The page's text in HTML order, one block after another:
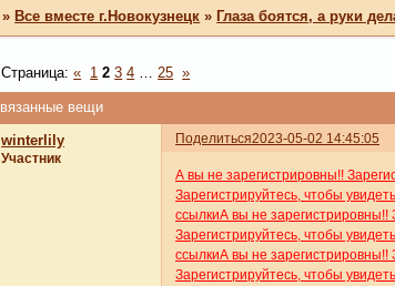
»Все вместе г.Новокузнецк »Глаза боятся, а руки
вязанные вещи
Страница:« 1 2 3 4 … 25 »
Поделиться2023-05-02 14:45:05
winterlily
Участник
А вы не зарегистрировны!!
Зарегистрируйтесь, чтобы
ссылкиА вы не зарегистрировны!!
Зарегистрируйтесь, чтобы
ссылкиА вы не зарегистрировны!!
Зарегистрируйтесь, чтобы